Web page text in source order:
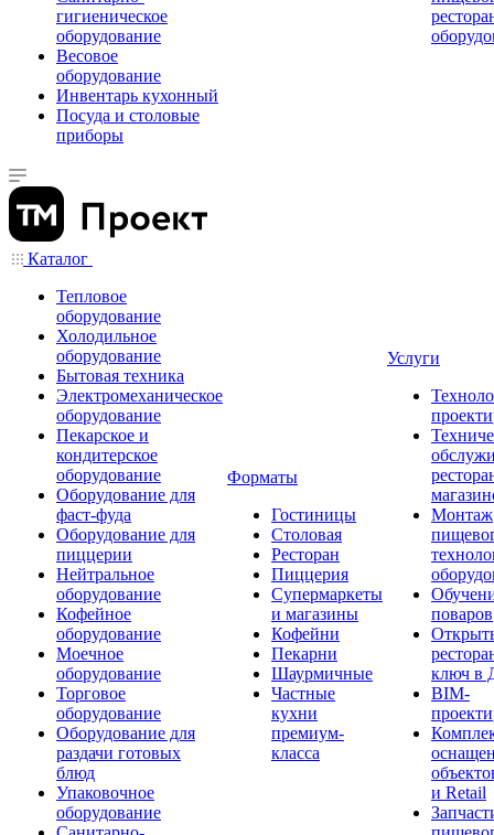
гигиеническое
оборудование
Весовое
оборудование
Инвентарь кухонный
Посуда и столовые
приборы
Каталог
Тепловое
оборудование
Холодильное
оборудование
Бытовая техника
Электромеханическое
оборудование
Пекарское и
кондитерское
оборудование
Оборудование для
фаст-фуда
Оборудование для
пиццерии
Нейтральное
оборудование
Кофейное
оборудование
Моечное
оборудование
Торговое
оборудование
Оборудование для
раздачи готовых
блюд
Упаковочное
оборудование
Форматы
Гостиницы
Столовая
Ресторан
Пиццерия
Супермаркеты
и магазины
Кофейни
Пекарни
Шаурмичные
Частные
кухни
премиум-
класса
Услуги
Монтаж
поваров
ключ в
BIM-
и Retail